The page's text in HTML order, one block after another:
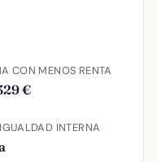
CON MENOS RENTA
€
INTERNA